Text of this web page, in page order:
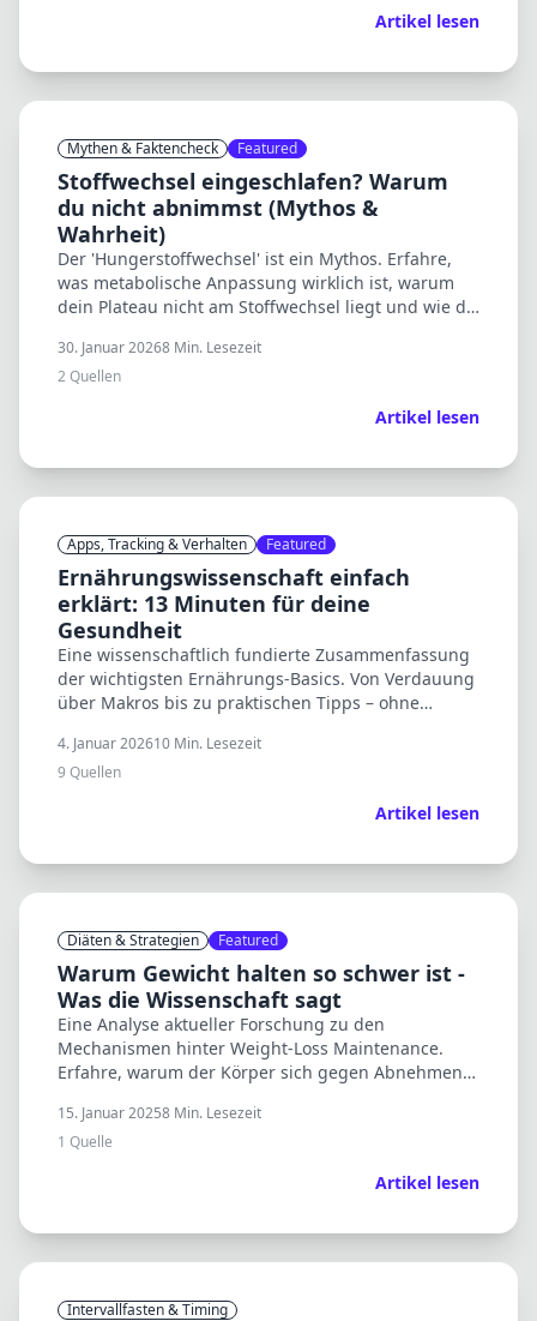
Artikel lesen
Mythen & Faktencheck Featured
Stoffwechsel eingeschlafen? Warum
du nicht abnimmst (Mythos &
Wahrheit)
Der 'Hungerstoffwechsel' ist ein Mythos. Erfahre,
was metabolische Anpassung wirklich ist, warum
dein Plateau nicht am Stoffwechsel liegt und wie du
30. Januar 20268 Min. Lesezeit
2Quellen
Artikel lesen
Apps, Tracking & Verhalten Featured
Ernährungswissenschaft einfach
erklärt: 13 Minuten für deine
Gesundheit
Eine wissenschaftlich fundierte Zusammenfassung
der wichtigsten Ernährungs-Basics. Von Verdauung
über Makros bis zu praktischen Tipps – ohne
4. Januar 202610 Min. Lesezeit
9 Quellen
Artikel lesen
Diäten & Strategien Featured
Warum Gewicht halten so schwer ist -
Was die Wissenschaft sagt
Eine Analyse aktueller Forschung zu den
Mechanismen hinter Weight-Loss Maintenance.
Erfahre, warum der Körper sich gegen Abnehmen
15. Januar 20258 Min. Lesezeit
1 Quelle
Artikel lesen
Intervallfasten & Timing